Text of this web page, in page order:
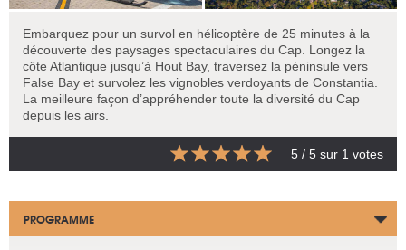
Embarquez pour un survol en hélicoptère de 25 minutes à la
découverte des paysages spectaculaires du Cap. Longez la
côte Atlantique jusqu’à Hout Bay, traversez la péninsule vers
False Bay et survolez les vignobles verdoyants de Constantia.
La meilleure façon d’appréhender toute la diversité du Cap
depuis les airs.
5 / 5 sur 1 votes
PROGRAMME